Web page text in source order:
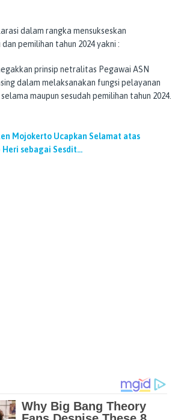
dalam rangka mensukseskan
pemilihan tahun 2024 yakni :
prinsip netralitas Pegawai ASN
dalam melaksanakan fungsi pelayanan
maupun sesudah pemilihan tahun 2024.
Mojokerto Ucapkan Selamat atas
Heri sebagai Sesdit…